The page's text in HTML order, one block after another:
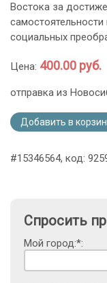
Востока за
социальных
Цена: 400.00 руб.
отправка из
Добавить в
#15346564, код:
Спросить
Мой город:*: